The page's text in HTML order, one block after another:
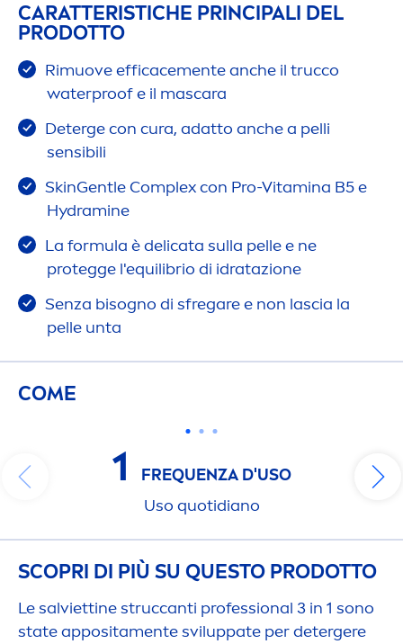
CARATTERISTICHE PRINCIPALI DEL
PRODOTTO
Rimuove efficacemente anche il trucco
waterproof e il mascara
Deterge con cura, adatto anche a pelli
sensibili
SkinGentle Complex con Pro-Vitamina B5 e
Hydramine
La formula è delicata sulla pelle e ne
protegge l'equilibrio di idratazione
Senza bisogno di sfregare e non lascia la
pelle unta
COME
1
FREQUENZA D'USO
Uso quotidiano
SCOPRI DI PIÙ SU QUESTO PRODOTTO
Le salviettine struccanti professional 3 in 1 sono
state appositamente sviluppate per detergere